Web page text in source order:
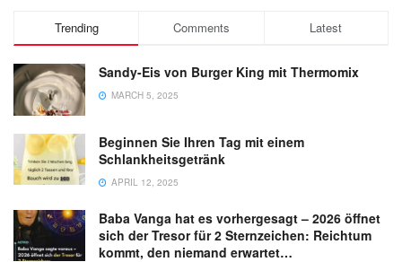
Trending Comments Latest
Sandy-Eis von Burger King mit Thermomix
MARCH 5, 2025
Beginnen Sie Ihren Tag mit einem
Schlankheitsgetränk
APRIL 12, 2025
Baba Vanga hat es vorhergesagt – 2026 öffnet
sich der Tresor für 2 Sternzeichen: Reichtum
kommt, den niemand erwartet…